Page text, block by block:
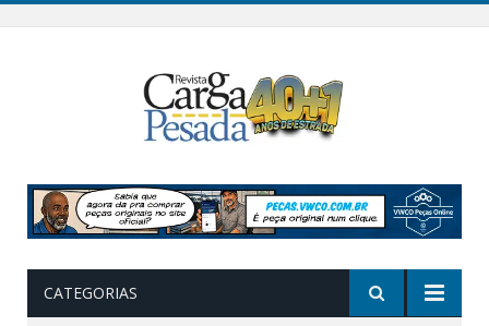
CATEGORIAS